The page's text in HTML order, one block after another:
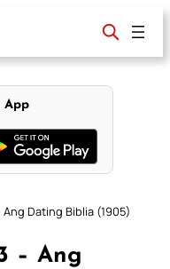
App
Dating Biblia (1905)
– Ang